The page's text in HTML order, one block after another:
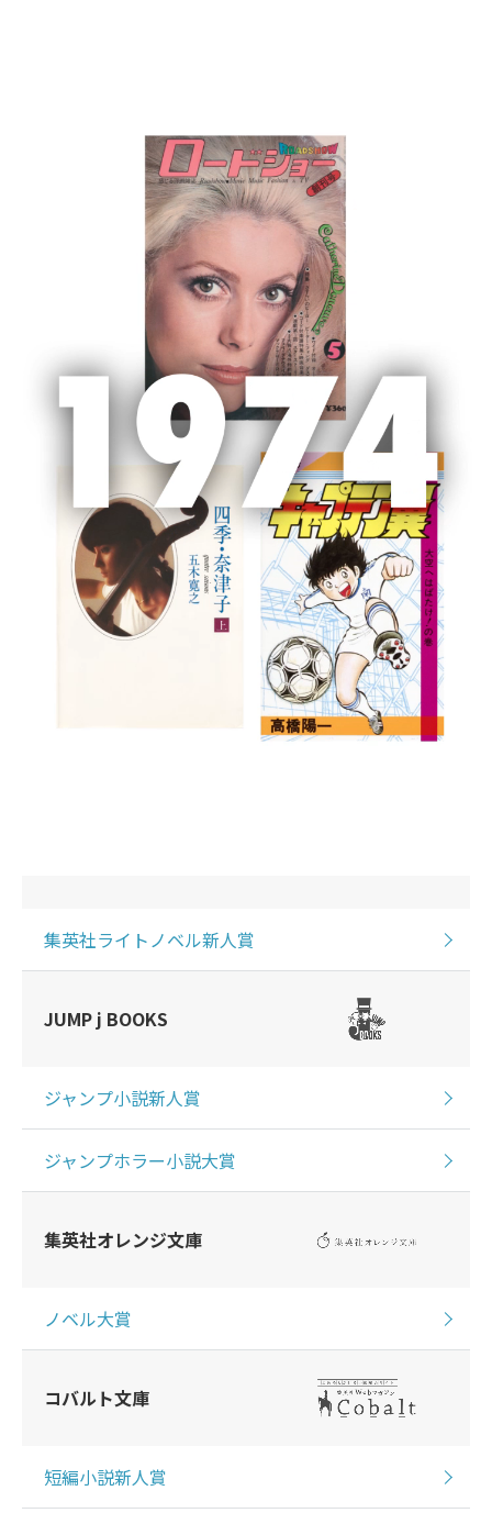
企業情報
集英社主催の賞
ティーン向け小説の編集部では、将来小説家を目指して
いる新人の方の作品投稿を随時受付中です。あなたの力
集英社ライトノベル新人賞
JUMP j BOOKS
ジャンプ小説新人賞
ジャンプホラー小説大賞
集英社オレンジ文庫
ノベル大賞
コバルト文庫
短編小説新人賞